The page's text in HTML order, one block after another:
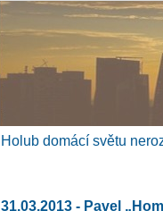
Holub domácí světu
31.03.2013 - Pavel